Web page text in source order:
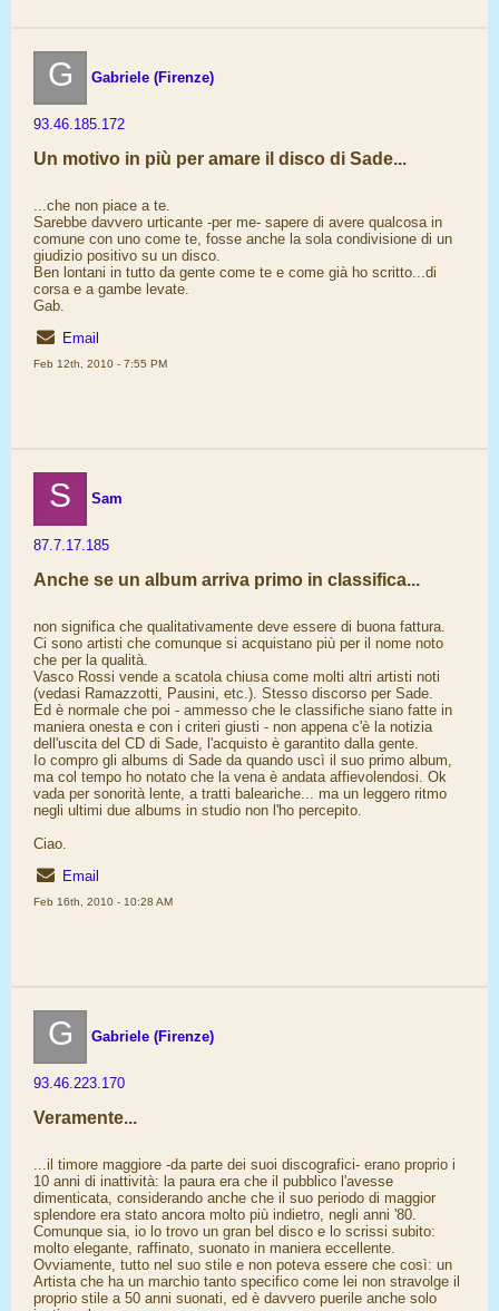
G Gabriele (Firenze)
93.46.185.172
Un motivo in più per amare il disco di Sade...
...che non piace a te.
Sarebbe davvero urticante -per me- sapere di avere qualcosa in
comune con uno come te, fosse anche la sola condivisione di un
giudizio positivo su un disco.
Ben lontani in tutto da gente come te e come già ho scritto...di
corsa e a gambe levate.
Gab.
Email
Feb 12th, 2010 - 7:55 PM
S Sam
87.7.17.185
Anche se un album arriva primo in classifica...
non significa che qualitativamente deve essere di buona fattura.
Ci sono artisti che comunque si acquistano più per il nome noto
che per la qualità.
Vasco Rossi vende a scatola chiusa come molti altri artisti noti
(vedasi Ramazzotti, Pausini, etc.). Stesso discorso per Sade.
Ed è normale che poi - ammesso che le classifiche siano fatte in
maniera onesta e con i criteri giusti - non appena c'è la notizia
dell'uscita del CD di Sade, l'acquisto è garantito dalla gente.
Io compro gli albums di Sade da quando uscì il suo primo album,
ma col tempo ho notato che la vena è andata affievolendosi. Ok
vada per sonorità lente, a tratti baleariche... ma un leggero ritmo
negli ultimi due albums in studio non l'ho percepito.
Ciao.
Email
Feb 16th, 2010 - 10:28 AM
G Gabriele (Firenze)
93.46.223.170
Veramente...
...il timore maggiore -da parte dei suoi discografici- erano proprio i
10 anni di inattività: la paura era che il pubblico l'avesse
dimenticata, considerando anche che il suo periodo di maggior
splendore era stato ancora molto più indietro, negli anni '80.
Comunque sia, io lo trovo un gran bel disco e lo scrissi subito:
molto elegante, raffinato, suonato in maniera eccellente.
Ovviamente, tutto nel suo stile e non poteva essere che così: un
Artista che ha un marchio tanto specifico come lei non stravolge il
proprio stile a 50 anni suonati, ed è davvero puerile anche solo